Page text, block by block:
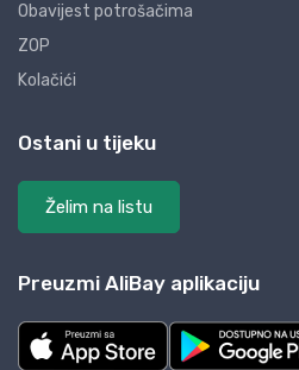
Obavijest potrošačima
ZOP
Kolačići
Ostani u tijeku
Želim na listu
Preuzmi AliBay aplikaciju